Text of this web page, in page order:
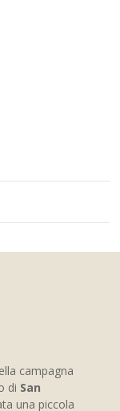
campagna
di San
una piccola